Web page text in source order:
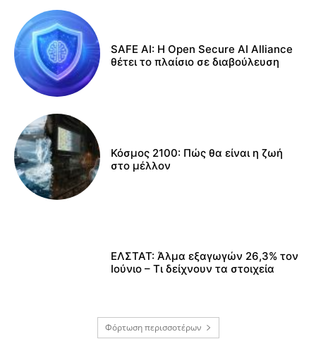
SAFE AI: Η Open Secure AI Alliance
θέτει το πλαίσιο σε διαβούλευση
Κόσμος 2100: Πώς θα είναι η ζωή
στο μέλλον
ΕΛΣΤΑΤ: Άλμα εξαγωγών 26,3% τον
Ιούνιο – Τι δείχνουν τα στοιχεία
Φόρτωση περισσοτέρων